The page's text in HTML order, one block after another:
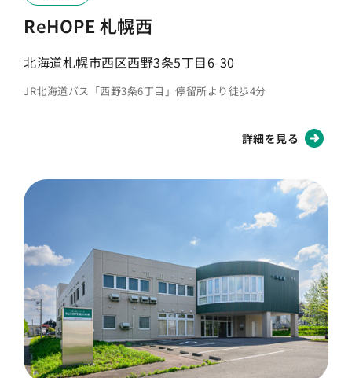
ReHOPE 札幌西
北海道札幌市西区西野3条5丁目6-30
JR北海道バス「西野3条6丁目」停留所より徒歩4分
詳細を見る